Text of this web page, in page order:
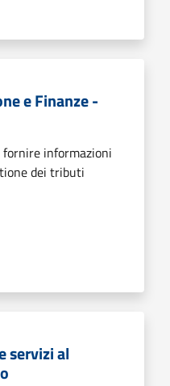
e Finanze -
fornire informazioni
dei tributi
servizi al